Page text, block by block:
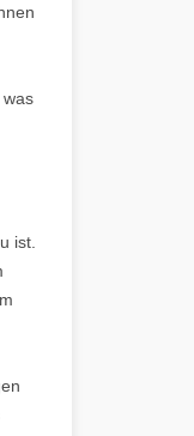
ist.